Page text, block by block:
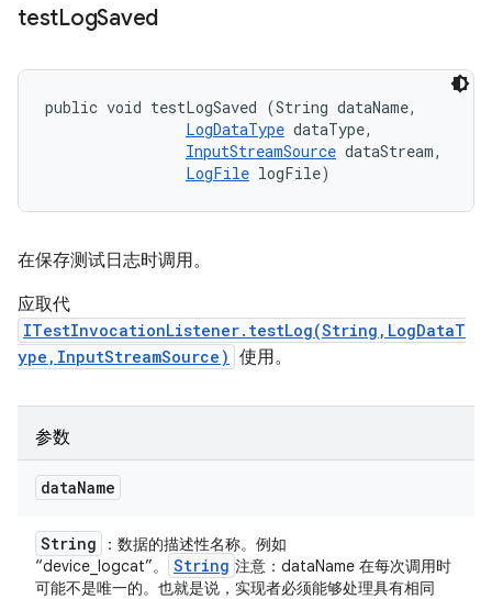
testLogSaved
public void testLogSaved (String dataName,
LogDataType dataType,
InputStreamSource dataStream,
LogFile logFile)
在保存测试日志时调用。
应取代
ITestInvocationListener.testLog(String,LogDataT
ype,InputStreamSource) 使用。
参数
dataName
String
：数据的描述性名称。例如
“device_logcat”。
String 注意：dataName 在每次调用时
可能不是唯一的。也就是说，实现者必须能够处理具有相同